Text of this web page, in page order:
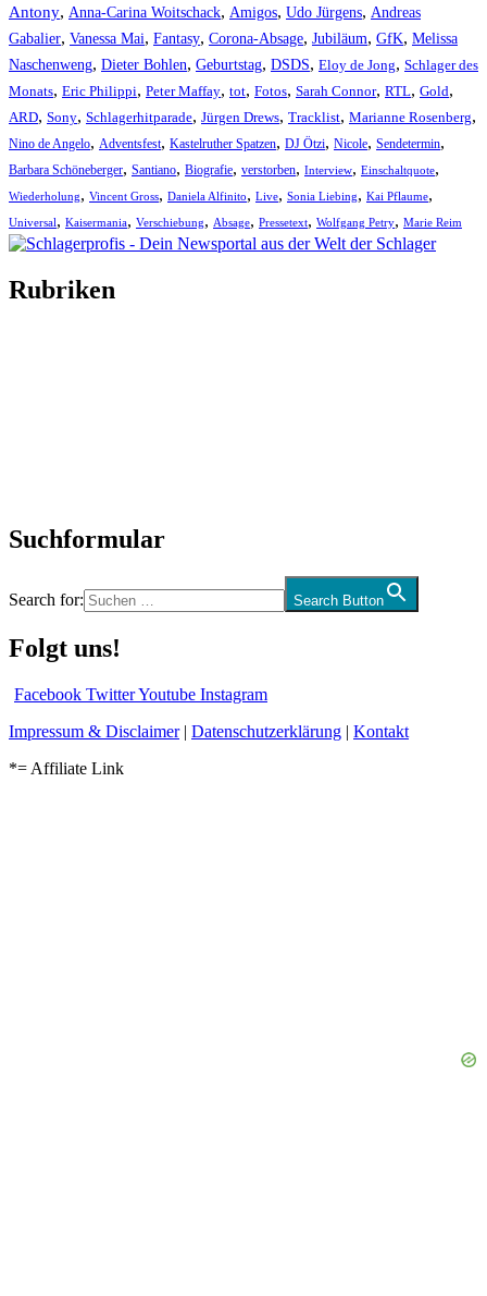
Antony, Anna-Carina Woitschack, Amigos, Udo Jürgens, Andreas
Gabalier, Vanessa Mai, Fantasy, Corona-Absage, Jubiläum, GfK, Melissa
Naschenweng, Dieter Bohlen, Geburtstag, DSDS, Eloy de Jong, Schlager des
Monats, Eric Philippi, Peter Maffay, tot, Fotos, Sarah Connor, RTL, Gold,
ARD, Sony, Schlagerhitparade, Jürgen Drews, Tracklist, Marianne Rosenberg,
Nino de Angelo, Adventsfest, Kastelruther Spatzen, DJ Ötzi, Nicole, Sendetermin,
Barbara Schöneberger, Santiano, Biografie, verstorben, Interview, Einschaltquote,
Wiederholung, Vincent Gross, Daniela Alfinito, Live, Sonia Liebing, Kai Pflaume,
Universal, Kaisermania, Verschiebung, Absage, Pressetext, Wolfgang Petry, Marie Reim
Rubriken
Suchformular
Search for: Search Button
Folgt uns!
Facebook TwitterYoutube Instagram
Impressum & Disclaimer| Datenschutzerklärung | Kontakt
*= Affiliate Link